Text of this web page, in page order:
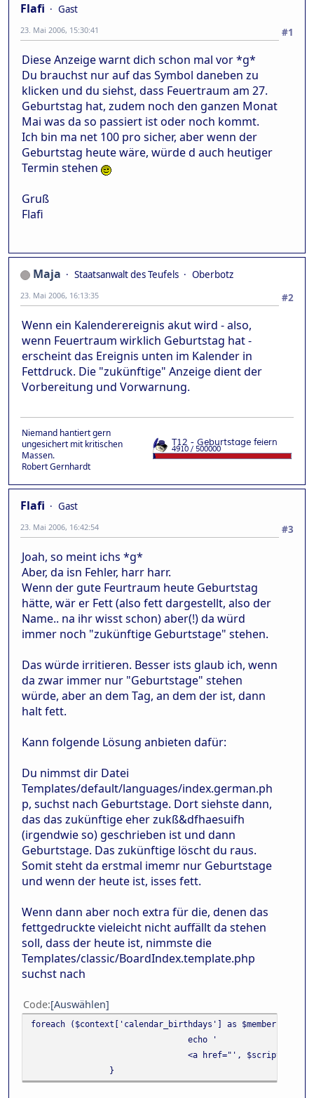
Flafi
Gast
#1
23. Mai 2006, 15:30:41
Diese Anzeige warnt dich schon mal vor *g*
Du brauchst nur auf das Symbol daneben zu
klicken und du siehst, dass Feuertraum am 27.
Geburtstag hat, zudem noch den ganzen Monat
Mai was da so passiert ist oder noch kommt.
Ich bin ma net 100 pro sicher, aber wenn der
Geburtstag heute wäre, würde d auch heutiger
Termin stehen
Gruß
Flafi
Maja Staatsanwalt des Teufels
Oberbotz
#2
23. Mai 2006, 16:13:35
Wenn ein Kalenderereignis akut wird - also,
wenn Feuertraum wirklich Geburtstag hat -
erscheint das Ereignis unten im Kalender in
Fettdruck. Die "zukünftige" Anzeige dient der
Vorbereitung und Vorwarnung.
Niemand hantiert gern
ungesichert mit kritischen
Massen.
Robert Gernhardt
Flafi
Gast
#3
23. Mai 2006, 16:42:54
Joah, so meint ichs *g*
Aber, da isn Fehler, harr harr.
Wenn der gute Feurtraum heute Geburtstag
hätte, wär er Fett (also fett dargestellt, also der
Name.. na ihr wisst schon) aber(!) da würd
immer noch "zukünftige Geburtstage" stehen.
Das würde irritieren. Besser ists glaub ich, wenn
da zwar immer nur "Geburtstage" stehen
würde, aber an dem Tag, an dem der ist, dann
halt fett.
Kann folgende Lösung anbieten dafür:
Du nimmst dir Datei
Templates/default/languages/index.german.ph
p, suchst nach Geburtstage. Dort siehste dann,
das das zukünftige eher zukß&dfhaesuifh
(irgendwie so) geschrieben ist und dann
Geburtstage. Das zukünftige löscht du raus.
Somit steht da erstmal imemr nur Geburtstage
und wenn der heute ist, isses fett.
Wenn dann aber noch extra für die, denen das
fettgedruckte vieleicht nicht auffällt da stehen
soll, dass der heute ist, nimmste die
Templates/classic/BoardIndex.template.php
suchst nach
Code Auswählen
foreach ($context['calendar_birthdays'] as $member)
echo '
<a href="', $scripturl,
}